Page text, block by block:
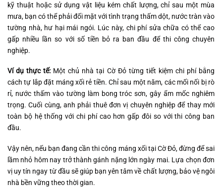
kỹ thuật hoặc sử dụng vật liệu kém chất lượng, chỉ sau một mùa
mưa, bạn có thể phải đối mặt với tình trạng thấm dột, nước tràn vào
tường nhà, hư hại mái ngói. Lúc này, chi phí sửa chữa có thể cao
gấp nhiều lần so với số tiền bỏ ra ban đầu để thi công chuyên
nghiệp.
Ví dụ thực tế: Một chủ nhà tại Cờ Đỏ từng tiết kiệm chi phí bằng
cách tự lắp đặt máng xối rẻ tiền. Chỉ sau một năm, các mối nối bị rò
rỉ, nước thấm vào tường làm bong tróc sơn, gây ẩm mốc nghiêm
trọng. Cuối cùng, anh phải thuê đơn vị chuyên nghiệp để thay mới
toàn bộ hệ thống với chi phí cao hơn gấp đôi so với thi công ban
đầu.
Vậy nên, nếu bạn đang cần thi công máng xối tại Cờ Đỏ, đừng để sai
lầm nhỏ hôm nay trở thành gánh nặng lớn ngày mai. Lựa chọn đơn
vị uy tín ngay từ đầu sẽ giúp bạn yên tâm về chất lượng, bảo vệ ngôi
nhà bền vững theo thời gian.